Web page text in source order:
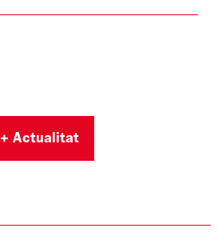
+ Actualitat